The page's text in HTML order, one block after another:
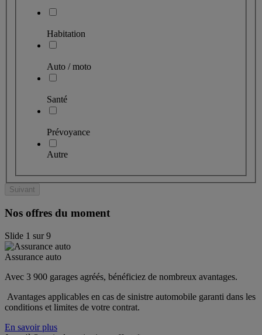
Habitation
Auto / moto
Santé
Prévoyance
Autre
Suivant
Nos offres du moment
Slide 1 sur9
Assurance auto
Avec 3 900 garages agréés, bénéficiez de nombreux avantages.
Avantages applicables en cas de sinistre automobile garanti dans les
conditions et limites de votre contrat.
En savoir plus